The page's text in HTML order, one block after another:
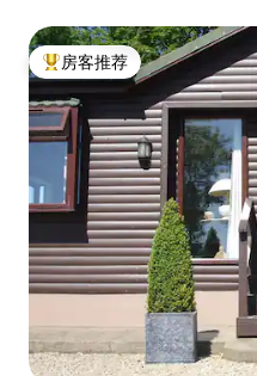
热门「房客推荐」
房客推荐